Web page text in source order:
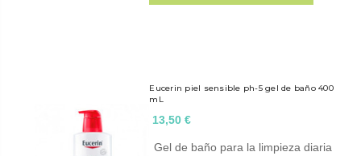
Eucerin piel sensible ph-5 gel de baño 400
mL
13,50 €
Gel de baño para la limpieza diaria